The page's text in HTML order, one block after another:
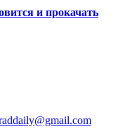
и прокачать